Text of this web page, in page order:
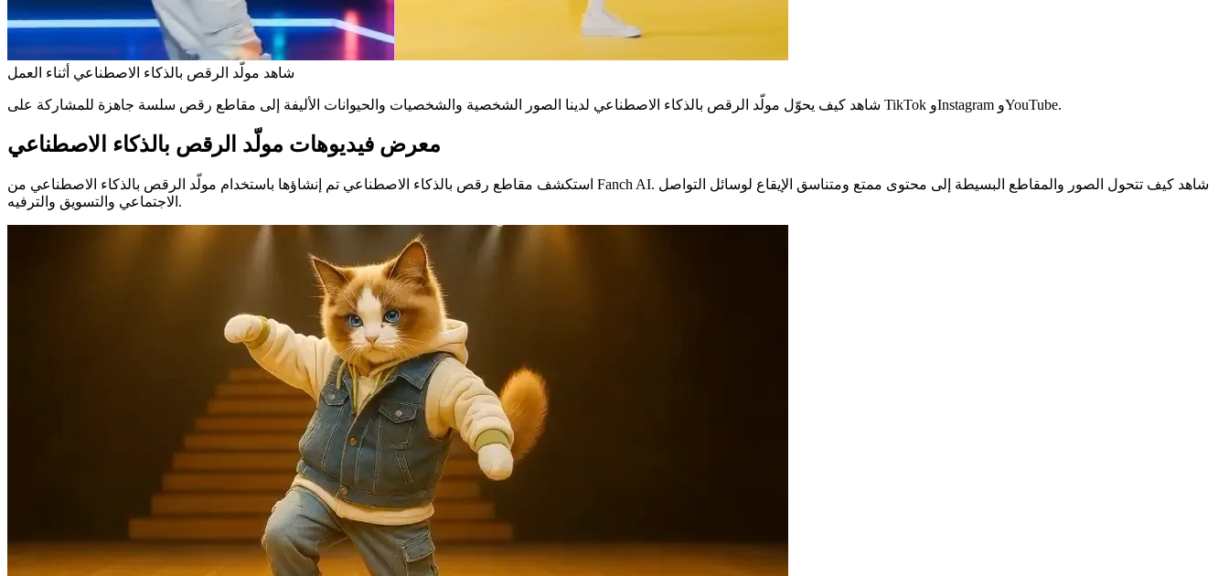
شاهد مولّد الرقص بالذكاء الاصطناعي أثناء العمل
شاهد كيف يحوّل مولّد الرقص بالذكاء الاصطناعي لدينا الصور الشخصية والشخصيات والحيوانات الأليفة إلى مقاطع رقص سلسة جاهزة للمشاركة على TikTok وInstagram وYouTube.
معرض فيديوهات مولّد الرقص بالذكاء الاصطناعي
استكشف مقاطع رقص بالذكاء الاصطناعي تم إنشاؤها باستخدام مولّد الرقص بالذكاء الاصطناعي من Fanch AI. شاهد كيف تتحول الصور والمقاطع البسيطة إلى محتوى ممتع ومتناسق الإيقاع لوسائل التواصل
الاجتماعي والتسويق والترفيه.